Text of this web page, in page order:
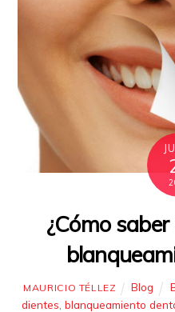
¿Cómo
MAURICIO TÉLLEZ Blog
dientes ,blanqueamiento